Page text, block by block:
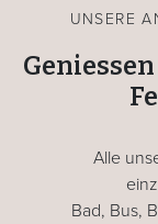
UNSERE
Alle
Bad, Bus,